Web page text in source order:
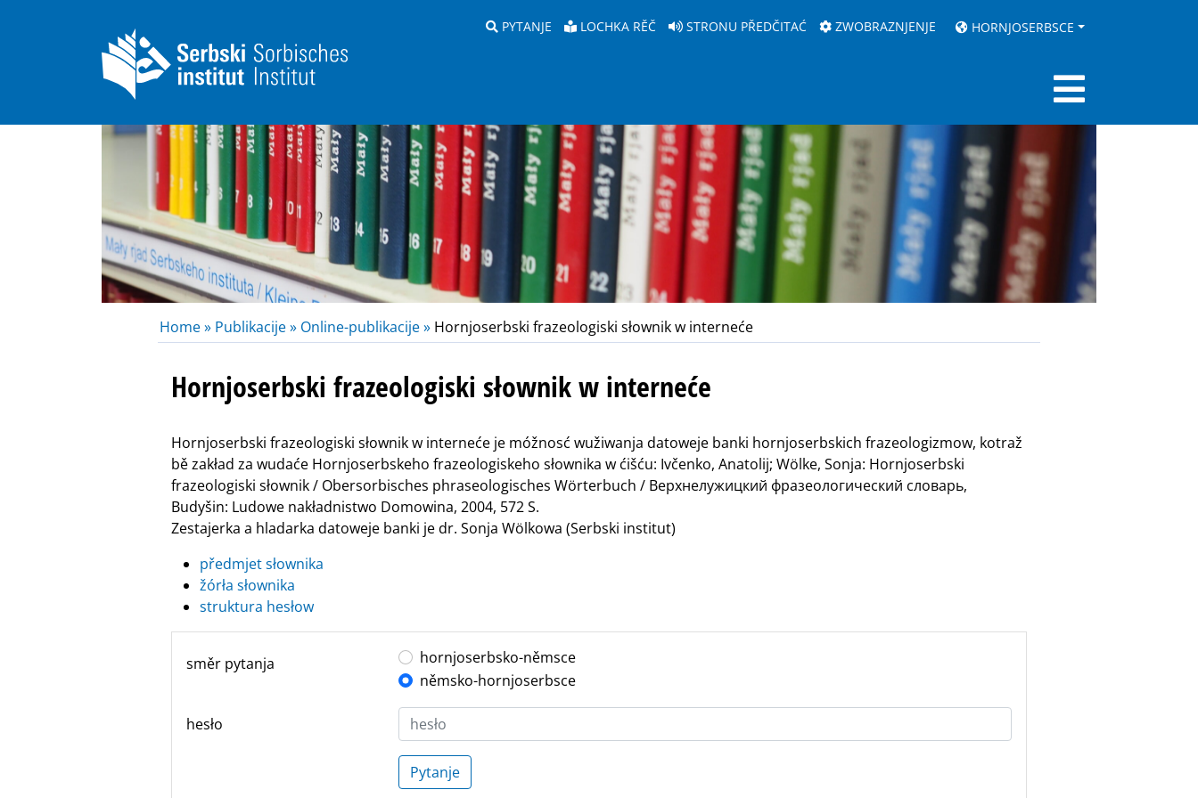
PYTANJE LOCHKA RĚČ STRONU PŘEDČITAĆ ZWOBRAZNJENJE HORNJOSERBSCE
Home » Publikacije » Online-publikacije » Hornjoserbski frazeologiski słownik w interneće
Hornjoserbski frazeologiski słownik w interneće
Hornjoserbski frazeologiski słownik w interneće je móžnosć wužiwanja datoweje banki hornjoserbskich frazeologizmow, kotraž
bě zakład za wudaće Hornjoserbskeho frazeologiskeho słownika w ćišću: Ivčenko, Anatolij; Wölke, Sonja: Hornjoserbski
frazeologiski słownik / Obersorbisches phraseologisches Wörterbuch / Верхнелужицкий фразеологический словарь,
Budyšin: Ludowe nakładnistwo Domowina, 2004, 572 S.
Zestajerka a hladarka datoweje banki je dr. Sonja Wölkowa (Serbski institut)
předmjet słownika
žórła słownika
struktura hesłow
směr pytanja
hornjoserbsko-němsce
němsko-hornjoserbsce
hesło
Pytanje